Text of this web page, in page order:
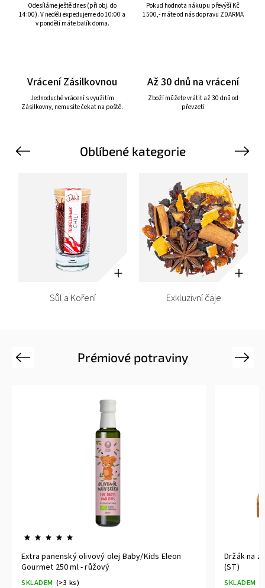
Odesíláme ještě dnes (při obj. do
14:00). V neděli expedujeme do 10:00 a
v pondělí máte balík doma.
Pokud hodnota nákupu převýší Kč
1500,- máte od nás dopravu ZDARMA
Vrácení Zásilkovnou
Jednoduché vrácení s využitím
Zásilkovny, nemusíte čekat na poště.
Až 30 dnů na vrácení
Zboží můžete vrátit až 30 dnů od
převzetí
Oblíbené kategorie
Previous
Sůl a Koření Exkluzivní čaje
Next
Prémiové potraviny
Previous
Extra panenský olivový olej Baby/Kids Eleon
Gourmet 250 ml - růžový
SKLADEM (>3 ks)
Držák na
(ST)
SKLADEM
Next